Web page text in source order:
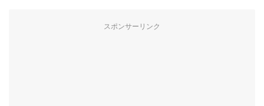
スポンサーリンク